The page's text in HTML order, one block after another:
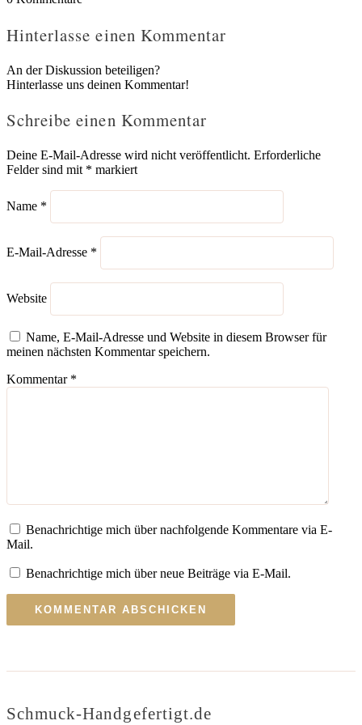
Hinterlasse einen Kommentar
An der Diskussion beteiligen?
Hinterlasse uns deinen Kommentar!
Schreibe einen Kommentar
Deine E-Mail-Adresse wird nicht veröffentlicht. Erforderliche
Felder sind mit * markiert
Name *
E-Mail-Adresse *
Website
Name, E-Mail-Adresse und Website in diesem Browser für
meinen nächsten Kommentar speichern.
Kommentar *
Benachrichtige mich über nachfolgende Kommentare via E-
Mail.
Benachrichtige mich über neue Beiträge via E-Mail.
Schmuck-Handgefertigt.de